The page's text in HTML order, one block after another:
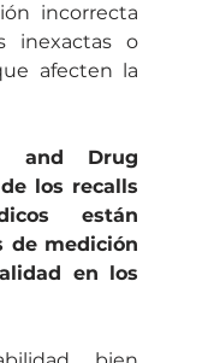
incorrecta
inexactas o
afecten la
and Drug
los recalls
están
de medición
en los